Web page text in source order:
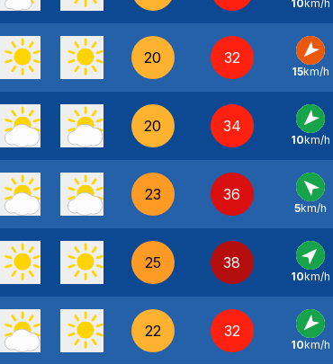
O -
10km/h
20 32
NE -
15km/h
20 34
NE -
10km/h
23 36
SE -
5km/h
25 38
SO -
10km/h
22 32
NE -
10km/h